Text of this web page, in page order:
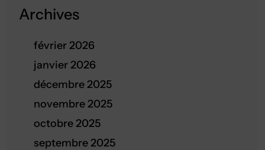
Archives
février 2026
janvier 2026
décembre 2025
novembre 2025
octobre 2025
septembre 2025